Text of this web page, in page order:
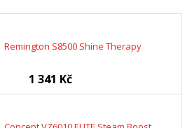
Remington S8500 Shine Therapy
1 341 Kč